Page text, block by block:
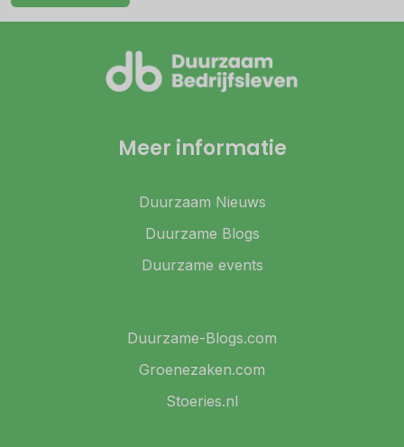
Meer informatie
Duurzaam Nieuws
Duurzame Blogs
Duurzame events
Duurzame-Blogs.com
Groenezaken.com
Stoeries.nl